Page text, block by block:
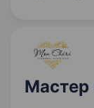
Мастер